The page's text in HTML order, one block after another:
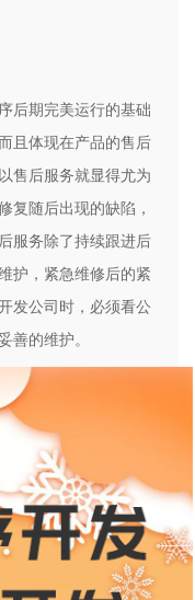
后期完美运行的基础
且体现在产品的售后
售后服务就显得尤为
复随后出现的缺陷，
服务除了持续跟进后
护，紧急维修后的紧
发公司时，必须看公
善的维护。